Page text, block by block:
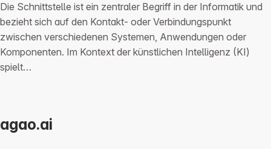
Die Schnittstelle ist ein zentraler Begriff in der Informatik und
bezieht sich auf den Kontakt- oder Verbindungspunkt
zwischen verschiedenen Systemen, Anwendungen oder
Komponenten. Im Kontext der künstlichen Intelligenz (KI)
spielt…
agao.ai